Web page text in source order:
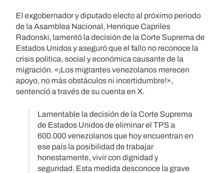
El exgobernador y diputado electo al próximo periodo
de la Asamblea Nacional, Henrique Capriles
Radonski, lamentó la decisión de la Corte Suprema de
Estados Unidos y aseguró que el fallo no reconoce la
crisis política, social y económica causante de la
migración. «¡Los migrantes venezolanos merecen
apoyo, no más obstáculos ni incertidumbre!»,
sentenció a través de su cuenta en X.
Lamentable la decisión de la Corte Suprema
de Estados Unidos de eliminar el TPS a
600.000 venezolanos que hoy encuentran en
ese país la posibilidad de trabajar
honestamente, vivir con dignidad y
seguridad. Esta medida desconoce la grave